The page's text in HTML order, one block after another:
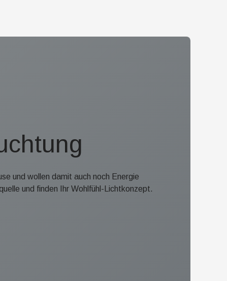
und wollen damit auch noch Energie
und finden Ihr Wohlfühl-Lichtkonzept.